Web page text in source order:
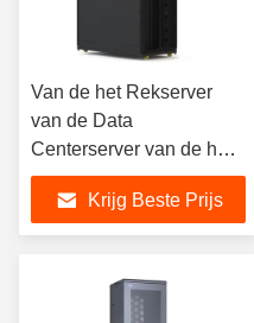
Van de het Rekserver
van de Data
Centerserver van de het
Kabinets Modulair Server
het Rekkabinet 42U
Krijg Beste Prijs